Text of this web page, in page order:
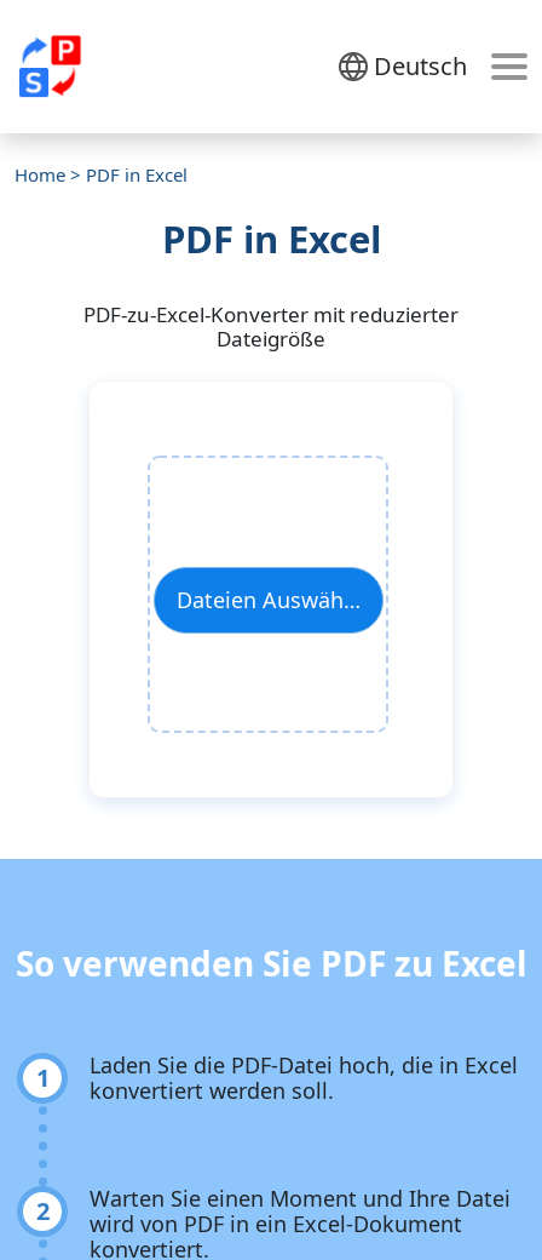
Deutsch
Home > PDF in Excel
PDF in Excel
PDF-zu-Excel-Konverter mit reduzierter
Dateigröße
Dateien Auswählen
So verwenden Sie PDF zu Excel
1
Laden Sie die PDF-Datei hoch, die in Excel
konvertiert werden soll.
2
Warten Sie einen Moment und Ihre Datei
wird von PDF in ein Excel-Dokument
konvertiert.